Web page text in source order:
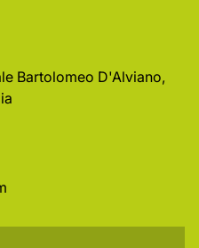
Bartolomeo D'Alviano,